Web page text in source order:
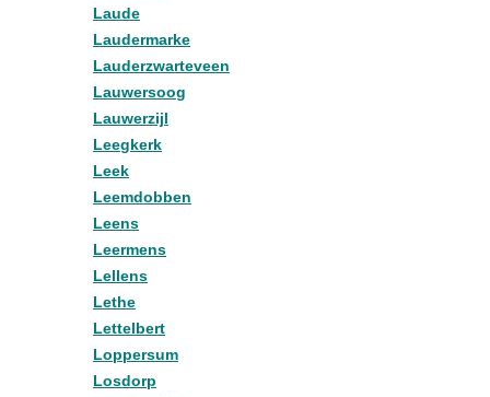
Laude
Laudermarke
Lauderzwarteveen
Lauwersoog
Lauwerzijl
Leegkerk
Leek
Leemdobben
Leens
Leermens
Lellens
Lethe
Lettelbert
Loppersum
Losdorp